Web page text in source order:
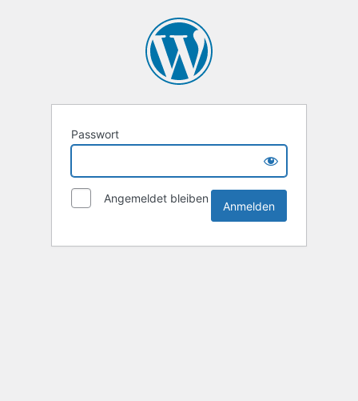
Passwort
Angemeldet bleiben